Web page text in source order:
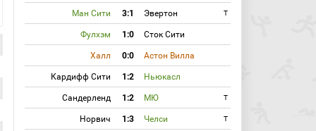
отдал на Виктора, партнеры по команде намеренно
пропустили мяч, но 12-й номер "Ливерпуля" не до конца
понял развитие событий и упустил мяч! А мог бы быть и
Суарес Луис(Ливерпуль) бьёт правой
ногой из штрафной и забивает гол. АссистентХосе
Энрике Диас(Ливерпуль). Счёт 1:0.
ГООООООООООЛ!!! СУАРЕС! Энрике отдал точнейший
пас около вратарской зоны "Пэлас" на Луиса, и тот,
обыграв защитника, в падении ударил по воротам! 1:0,
"Ливерпуль" вышел вперед!!
Ман Сити 3:1 Эвертон T
Фулхэм 1:0 Сток Сити
Халл 0:0 Астон Вилла
Кардифф Сити 1:2 Ньюкасл
Сандерленд 1:2 МЮ T
Норвич 1:3 Челси T